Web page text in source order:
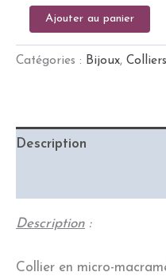
Ajouter au panier
Catégories : Bijoux, Colliers
Description
Description :
Collier en micro-